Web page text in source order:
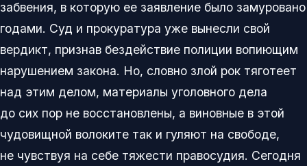
забвения, в которую ее заявление было замуровано
годами. Суд и прокуратура уже вынесли свой
вердикт, признав бездействие полиции вопиющим
нарушением закона. Но, словно злой рок тяготеет
над этим делом, материалы уголовного дела
до сих пор не восстановлены, а виновные в этой
чудовищной волоките так и гуляют на свободе,
не чувствуя на себе тяжести правосудия. Сегодня